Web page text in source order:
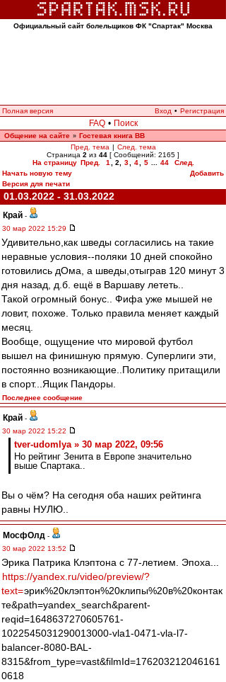
Официальный сайт болельщиков ФК "Спартак" Москва
Полная версия Вход • Регистрация
FAQ • Поиск
Общение на сайте » Гостевая книга ВВ
Пред. тема | След. тема
Страница 2 из 44 [ Сообщений: 2165 ]
На страницу Пред. 1 2 3 4 5 44
След.
Начать новую тему
Добавить
Версия для печати
01.03.2022 - 31.03.2022
Край -
30 мар 2022 15:29
Удивительно,как шведы согласились на такие
неравные условия--поляки 10 дней спокойно
готовились дОма, а шведы,отыграв 120 минут 3
дня назад, д.б. ещё в Варшаву лететь..
Такой огромный бонус.. Фифа уже мышей не
ловит, похоже. Только правила меняет каждый
месяц.
Вообще, ощущение что мировой футбол
вышел на финишную прямую. Суперлиги эти,
постоянно возникающие..Политику притащили
в спорт...Ящик Пандоры.
Последнее сообщение
Край -
30 мар 2022 15:22
tver-udomlya » 30 мар 2022, 09:56
Но рейтинг Зенита в Европе значительно
выше Спартака..
Вы о чём? На сегодня оба наших рейтинга
равны НУЛЮ..
МосфОлд -
30 мар 2022 13:52
Эрика Патрика Клэптона с 77-летием. Эпоха...
https://yandex.ru/video/preview/?
text=эрик%20клэптон%20клипы%20в%20контак
те&path=yandex_search&parent-
reqid=1648637270605761-
1022545031290013000-vla1-0471-vla-l7-
balancer-8080-BAL-
8315&from_type=vast&filmId=176203212046161
0618